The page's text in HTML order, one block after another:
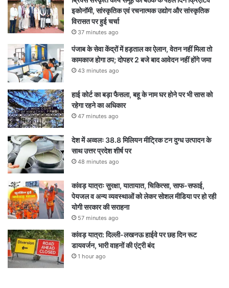
इकोनॉमी, सांस्कृतिक एवं रचनात्मक उद्योग और सांस्कृतिक
विरासत पर हुई चर्चा
37 minutes ago
पंजाब के सेवा केंद्रों में हड़ताल का ऐलान, वेतन नहीं मिला तो
कामकाज होगा ठप; दोपहर 2 बजे बाद आवेदन नहीं होंगे जमा
43 minutes ago
हाई कोर्ट का बड़ा फैसला, बहू के नाम घर होने पर भी सास को
रहेगा रहने का अधिकार
47 minutes ago
देश में अव्वलः 38.8 मिलियन मीट्रिक टन दुग्ध उत्पादन के
साथ उत्तर प्रदेश शीर्ष पर
48 minutes ago
कांवड़ यात्राः सुरक्षा, यातायात, चिकित्सा, साफ-सफाई,
पेयजल व अन्य व्यवस्थाओं को लेकर सोशल मीडिया पर हो रही
योगी सरकार की सराहना
57 minutes ago
कांवड़ यात्रा: दिल्ली-लखनऊ हाईवे पर छह दिन रूट
डायवर्जन, भारी वाहनों की एंट्री बंद
1 hour ago